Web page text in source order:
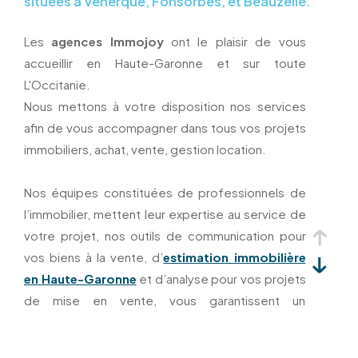
Les agences Immojoyont le plaisir de vous
accueillir en Haute-Garonne et sur toute
L'Occitanie.
Nous mettons à votre disposition nos services
afin de vous accompagner dans tous vos projets
immobiliers, achat, vente, gestion location.
Nos équipes constituées de professionnels de
l’immobilier, mettent leur expertise au service de
votre projet, nos outils de communication pour
vos biens à la vente, d’estimation immobilière
en Haute-Garonne et d’analyse pour vos projets
de mise en vente, vous garantissent un